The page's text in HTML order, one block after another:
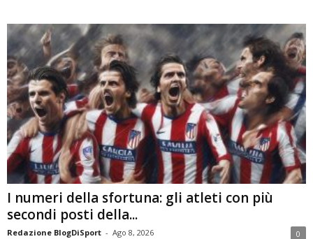
I numeri della sfortuna: gli atleti con più
secondi posti della...
Redazione BlogDiSport - Ago 8, 2026 0